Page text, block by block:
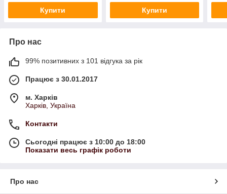
Купити Купити
Про нас
99% позитивних з 101 відгука за рік
Працює з 30.01.2017
м. Харків
Харків, Україна
Контакти
Сьогодні працює з 10:00 до 18:00
Показати весь графік роботи
Про нас